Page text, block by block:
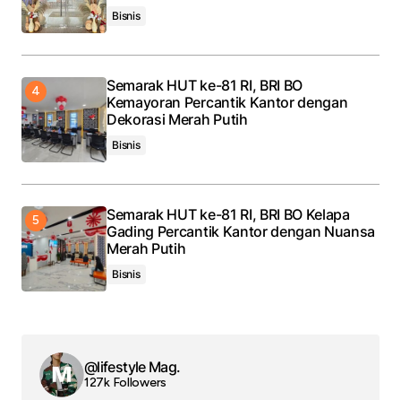
Bisnis
Semarak HUT ke-81 RI, BRI BO
Kemayoran Percantik Kantor dengan
Dekorasi Merah Putih
Bisnis
Semarak HUT ke-81 RI, BRI BO Kelapa
Gading Percantik Kantor dengan Nuansa
Merah Putih
Bisnis
@lifestyle Mag.
127k Followers